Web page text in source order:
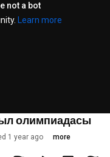
not a bot
Learn more
олимпиадасы
1 year ago more